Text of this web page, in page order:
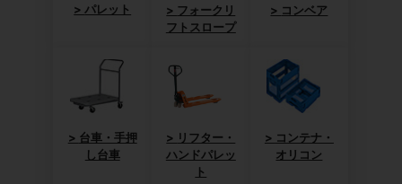
パレット
フォークリ
フトスロープ
コンベア
台車・手押
し台車
リフター・
ハンドパレッ
ト
コンテナ・
オリコン